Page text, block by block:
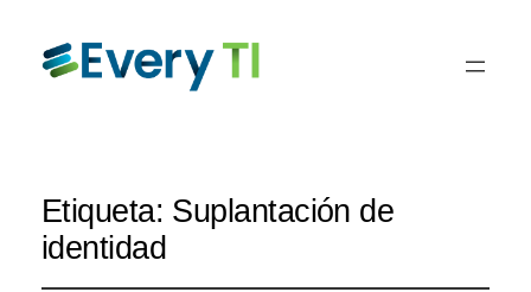
Etiqueta: Suplantación de
identidad